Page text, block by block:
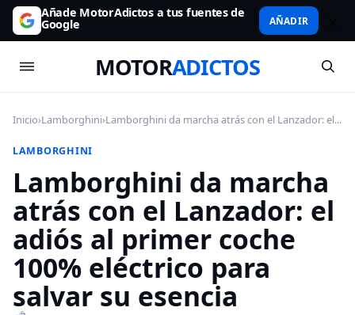
Añade MotorAdictos a tus fuentes de
Google AÑADIR
MOTORADICTOS
Inicio›Lamborghini›Lamborghini da marcha atrás con el Lanzador: el...
LAMBORGHINI
Lamborghini da marcha
atrás con el Lanzador: el
adiós al primer coche
100% eléctrico para
salvar su esencia